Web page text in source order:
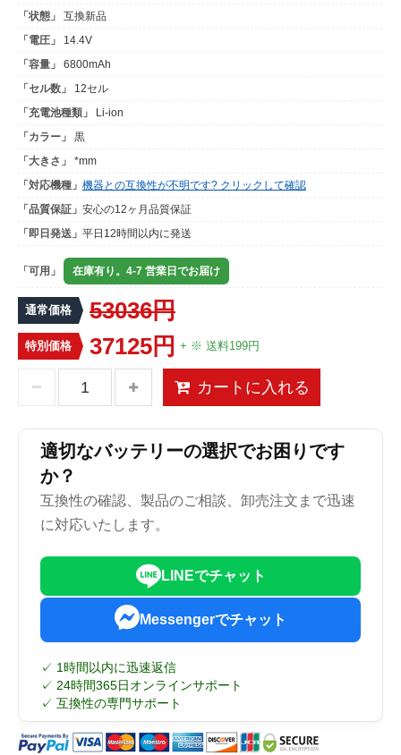
「状態」
互換新品
「電圧」
14.4V
「容量」
6800mAh
「セル数」
12セル
「充電池種類」
Li-ion
「カラー」
黒
「大きさ」
*mm
「対応機種」 機器との互換性が不明です? クリックして確認
「品質保証」 安心の12ヶ月品質保証
「即日発送」 平日12時間以内に発送
「可用」 在庫有り。4-7 営業日でお届け
通常価格 53036円
特別価格 37125円 + ※ 送料199円
カートに入れる
適切なバッテリーの選択でお困りです
か？
互換性の確認、製品のご相談、卸売注文まで迅速
に対応いたします。
LINEでチャット
Messengerでチャット
✓ 1時間以内に迅速返信
✓ 24時間365日オンラインサポート
✓ 互換性の専門サポート